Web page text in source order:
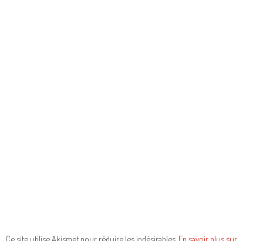
Ce site utilise Akismet pour réduire les indésirables. En savoir plus sur